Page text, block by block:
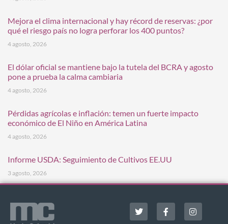
Mejora el clima internacional y hay récord de reservas: ¿por
qué el riesgo país no logra perforar los 400 puntos?
4 agosto, 2026
El dólar oficial se mantiene bajo la tutela del BCRA y agosto
pone a prueba la calma cambiaria
4 agosto, 2026
Pérdidas agrícolas e inflación: temen un fuerte impacto
económico de El Niño en América Latina
4 agosto, 2026
Informe USDA: Seguimiento de Cultivos EE.UU
3 agosto, 2026